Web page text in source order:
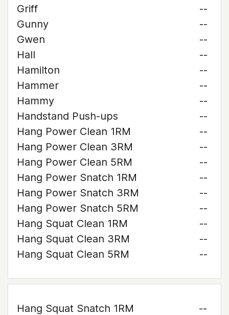
Griff
--
Gunny
--
Gwen
--
Hall
--
Hamilton
--
Hammer
--
Hammy
--
Handstand Push-ups
--
Hang Power Clean 1RM
--
Hang Power Clean 3RM
--
Hang Power Clean 5RM
--
Hang Power Snatch 1RM
--
Hang Power Snatch 3RM
--
Hang Power Snatch 5RM
--
Hang Squat Clean 1RM
--
Hang Squat Clean 3RM
--
Hang Squat Clean 5RM
--
Hang Squat Snatch 1RM
--